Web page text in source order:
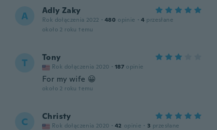
A Adly Zaky
Rok dołączenia 2022 · 480 opinie · 4 przesłane
około 2 roku temu
T Tony
Rok dołączenia 2020 · 187 opinie
For my wife 😀
około 2 roku temu
C Christy
Rok dołączenia 2020 · 42 opinie · 3 przesłane